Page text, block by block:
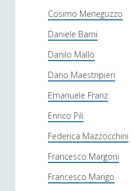
Cosimo Meneguzzo
Daniele Barni
Danilo Mallò
Dario Maestripieri
Emanuele Franz
Enrico Pili
Federica Mazzocchini
Francesco Margoni
Francesco Marigo